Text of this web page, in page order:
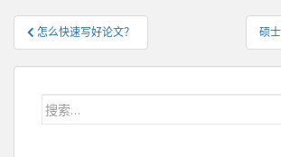
文
章
导
怎么快速写好论文？ 硕
搜